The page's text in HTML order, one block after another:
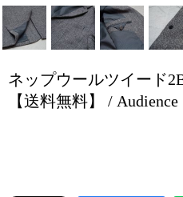
ネップウールツイード
【送料無料】 / Audience